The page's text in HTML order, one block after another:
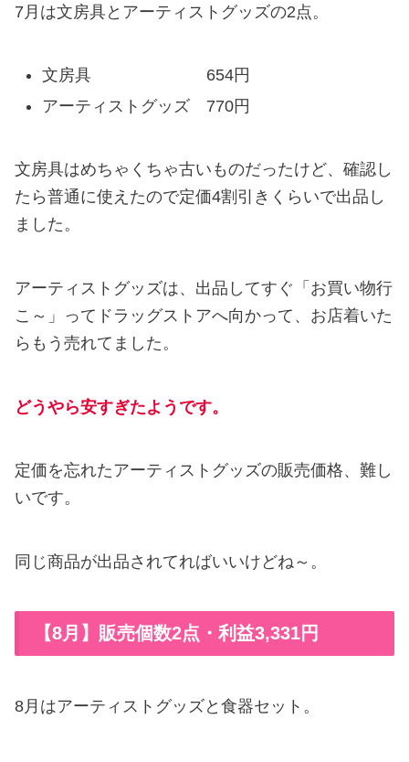
7月は文房具とアーティストグッズの2点。
文房具 654円
アーティストグッズ 770円
文房具はめちゃくちゃ古いものだったけど、確認し
たら普通に使えたので定価4割引きくらいで出品し
ました。
アーティストグッズは、出品してすぐ「お買い物行
こ～」ってドラッグストアへ向かって、お店着いた
らもう売れてました。
どうやら安すぎたようです。
定価を忘れたアーティストグッズの販売価格、難し
いです。
同じ商品が出品されてればいいけどね～。
【8月】販売個数2点・利益3,331円
8月はアーティストグッズと食器セット。